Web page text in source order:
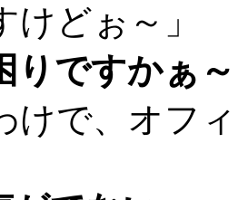
けどぉ～」
りですかぁ
けで、オフ